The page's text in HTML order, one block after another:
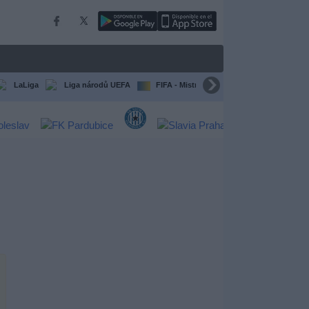
LaLiga Liga národů UEFA FIFA - Mistrovství světa klubů